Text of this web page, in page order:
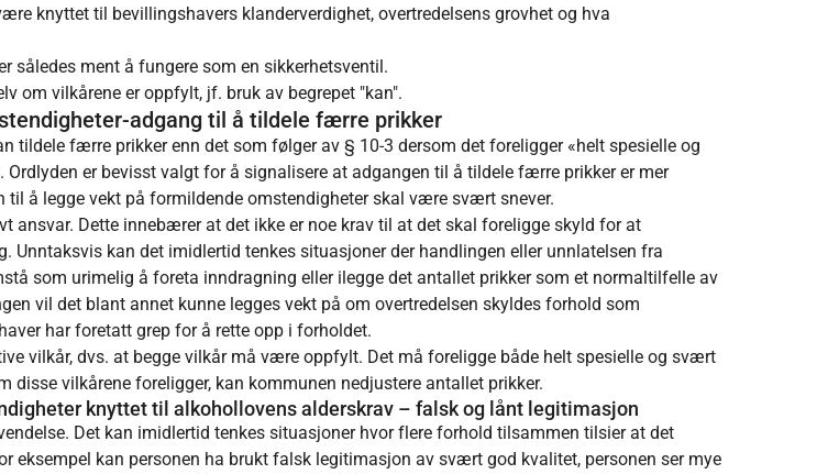
knyttet til bevillingshavers klanderverdighet, overtredelsens grovhet og hva
således ment å fungere som en sikkerhetsventil.
om vilkårene er oppfylt, jf. bruk av begrepet "kan".
adgang til å tildele færre prikker
tildele færre prikker enn det som følger av § 10-3 dersom det foreligger «helt spesielle og
er bevisst valgt for å signalisere at adgangen til å tildele færre prikker er mer
å legge vekt på formildende omstendigheter skal være svært snever.
ansvar. Dette innebærer at det ikke er noe krav til at det skal foreligge skyld for at
Unntaksvis kan det imidlertid tenkes situasjoner der handlingen eller unnlatelsen fra
som urimelig å foreta inndragning eller ilegge det antallet prikker som et normaltilfelle av
vil det blant annet kunne legges vekt på om overtredelsen skyldes forhold som
har foretatt grep for å rette opp i forholdet.
vilkår, dvs. at begge vilkår må være oppfylt. Det må foreligge både helt spesielle og svært
vilkårene foreligger, kan kommunen nedjustere antallet prikker.
knyttet til alkohollovens alderskrav – falsk og lånt legitimasjon
Det kan imidlertid tenkes situasjoner hvor flere forhold tilsammen tilsier at det
eksempel kan personen ha brukt falsk legitimasjon av svært god kvalitet, personen ser mye